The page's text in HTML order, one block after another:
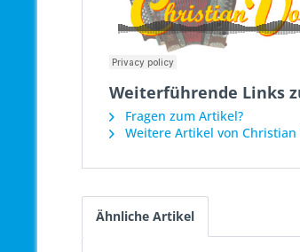
Weiterführende Links
Fragen zum Artikel?
Weitere Artikel von
Ähnliche Artikel